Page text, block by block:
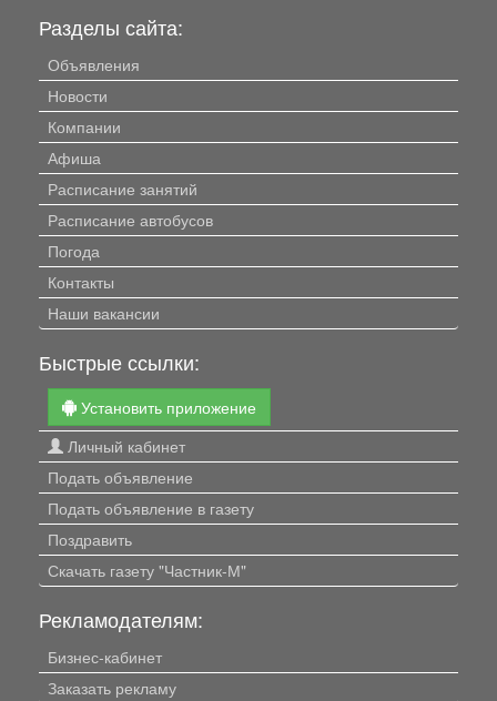
Разделы сайта:
Объявления
Новости
Компании
Афиша
Расписание занятий
Расписание автобусов
Погода
Контакты
Наши вакансии
Быстрые ссылки:
Установить приложение
Личный кабинет
Подать объявление
Подать объявление в газету
Поздравить
Скачать газету "Частник-М"
Рекламодателям:
Бизнес-кабинет
Заказать рекламу